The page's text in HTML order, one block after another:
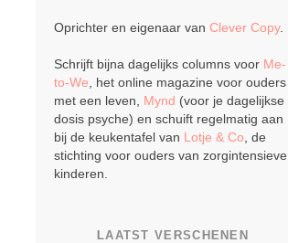
Oprichter en eigenaar van Clever Copy.
Schrijft bijna dagelijks columns voor Me-
to-We , het online magazine voor ouders
met een leven, Mynd (voor je dagelijkse
dosis psyche) en schuift regelmatig aan
bij de keukentafel van Lotje & Co , de
stichting voor ouders van zorgintensieve
kinderen.
LAATST VERSCHENEN